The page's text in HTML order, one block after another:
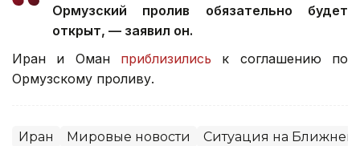
Ормузский пролив обязательно будет
открыт, — заявил он.
Иран и Оман приблизились к соглашению по
Ормузскому проливу.
Иран Мировые новости Ситуация на Ближнем